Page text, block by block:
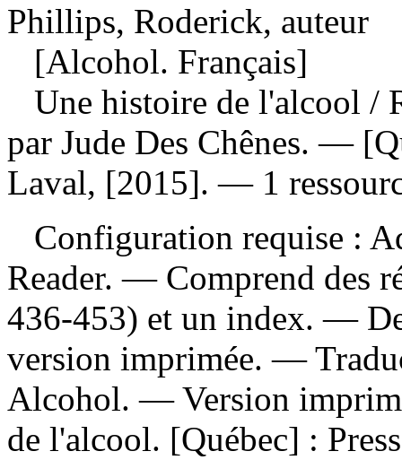
Phillips, Roderick, auteur
[Alcohol. Français]
Une histoire de l'alcool /
par Jude Des Chênes. —
Laval, [2015]. — 1
Configuration requise :
Reader. — Comprend des
436-453) et un index. —
version imprimée. —
Alcohol. —Version
de l'alcool. [Québec] :